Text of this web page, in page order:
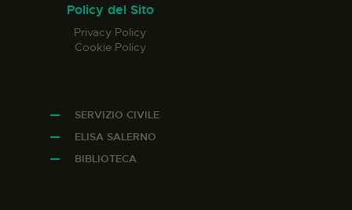
Policy del Sito
Privacy Policy
Cookie Policy
SERVIZIO CIVILE
ELISA SALERNO
BIBLIOTECA